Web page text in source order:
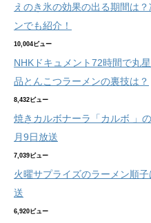
えのき氷の効果の出る期間は
ンでも紹介！
10,004ビュー
NHKドキュメント72時間で丸
品とんこつラーメンの裏技は？
8,432ビュー
焼きカルボナーラ「カルボ 」
月9日放送
7,039ビュー
火曜サプライズのラーメン順
送
6,920ビュー